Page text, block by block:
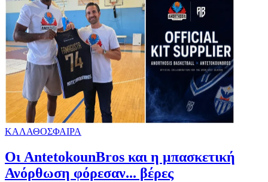
ΚΑΛΑΘΟΣΦΑΙΡΑ
Oι AntetokounBros και η μπασκετική
Ανόρθωση φόρεσαν... βέρες